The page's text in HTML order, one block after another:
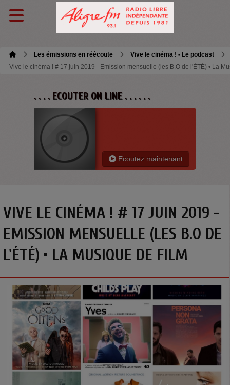
Les émissions en réécoute
Vive le cinéma ! - Le podcast
Vive le cinéma ! # 17 juin 2019 - Emission mensuelle (les B.O de l'ÉTÉ) • La
. . . . ECOUTER ON LINE . . . . . .
Ecoutez maintenant
VIVE LE CINÉMA ! # 17 JUIN 2019 -
EMISSION MENSUELLE (LES B.O DE
L'ÉTÉ) • LA MUSIQUE DE FILM